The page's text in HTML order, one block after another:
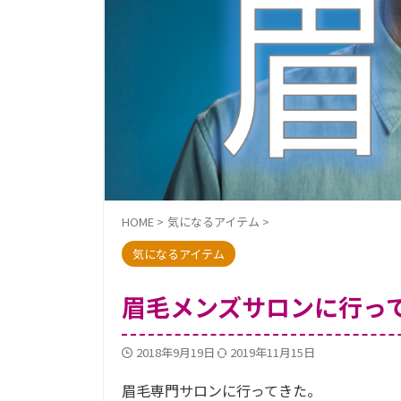
HOME > 気になるアイテム >
気になるアイテム
眉毛メンズサロンに行っ
2018年9月19日 2019年11月15日
眉毛専門サロンに行ってきた。